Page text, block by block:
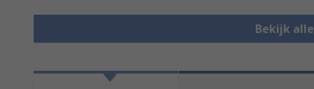
Bekijk